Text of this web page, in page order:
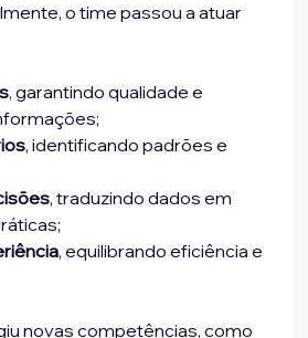
o time passou a atuar
, garantindo qualidade e
, identificando padrões e
, traduzindo dados em
, equilibrando eficiência e
novas competências, como